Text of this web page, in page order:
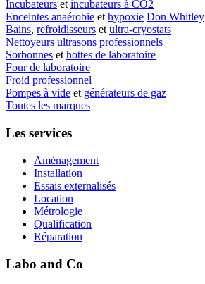
Incubateurs etincubateurs à CO2
Enceintes anaérobie ethypoxie Don Whitley
Bains, refroidisseurs etultra-cryostats
Nettoyeurs ultrasons professionnels
Sorbonnes ethottes de laboratoire
Four de laboratoire
Froid professionnel
Pompes à vide et générateurs de gaz
Toutes les marques
Les services
Aménagement
Installation
Essais externalisés
Location
Métrologie
Qualification
Réparation
Labo and Co